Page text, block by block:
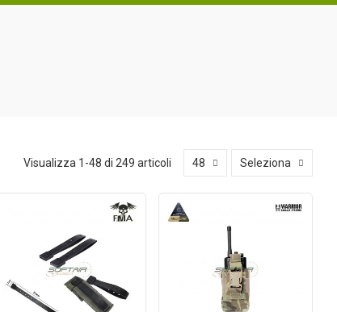
Visualizza 1-48 di 249 articoli 48 Seleziona